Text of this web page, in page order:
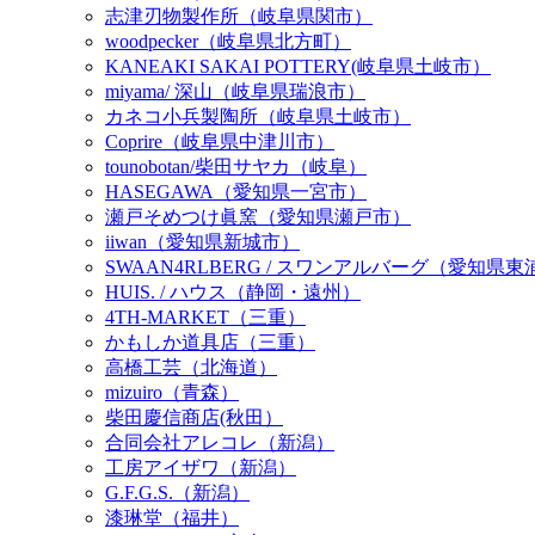
志津刃物製作所（岐阜県関市）
woodpecker（岐阜県北方町）
KANEAKI SAKAI POTTERY(岐阜県土岐市）
miyama/ 深山（岐阜県瑞浪市）
カネコ小兵製陶所（岐阜県土岐市）
Coprire（岐阜県中津川市）
tounobotan/柴田サヤカ（岐阜）
HASEGAWA（愛知県一宮市）
瀬戸そめつけ眞窯（愛知県瀬戸市）
iiwan（愛知県新城市）
SWAAN4RLBERG / スワンアルバーグ（愛知県東
HUIS. / ハウス（静岡・遠州）
4TH-MARKET（三重）
かもしか道具店（三重）
高橋工芸（北海道）
mizuiro（青森）
柴田慶信商店(秋田）
合同会社アレコレ（新潟）
工房アイザワ（新潟）
G.F.G.S.（新潟）
漆琳堂（福井）